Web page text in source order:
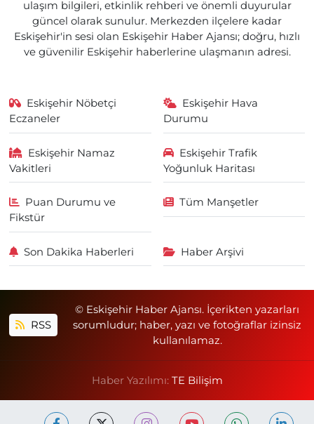
ulaşım bilgileri, etkinlik rehberi ve önemli duyurular
güncel olarak sunulur. Merkezden ilçelere kadar
Eskişehir'in sesi olan Eskişehir Haber Ajansı; doğru, hızlı
ve güvenilir Eskişehir haberlerine ulaşmanın adresi.
Eskişehir Nöbetçi
Eczaneler
Eskişehir Hava
Durumu
Eskişehir Namaz
Vakitleri
Eskişehir Trafik
Yoğunluk Haritası
Puan Durumu ve
Fikstür
Tüm Manşetler
Son Dakika Haberleri Haber Arşivi
RSS
© Eskişehir Haber Ajansı. İçerikten yazarları
sorumludur; haber, yazı ve fotoğraflar izinsiz
kullanılamaz.
Haber Yazılımı: TE Bilişim